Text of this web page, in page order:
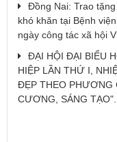
Đồng Nai: Trao
khó khăn tại Bệnh
ngày công tác xã hội
ĐẠI HỘI ĐẠI BIỂU
HIỆP LẦN THỨ I,
ĐẸP THEO PHƯƠNG
CƯƠNG, SÁNG TẠO".